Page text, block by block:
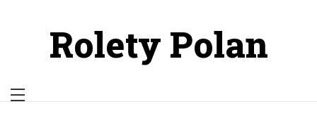
Rolety Polan